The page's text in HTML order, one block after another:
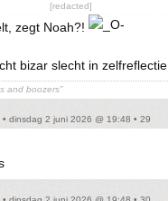
[redacted]
zegt Noah?!
bizar slecht in zelfreflectie
and boozers”
• dinsdag 2 juni 2026 @ 19:48 • 29